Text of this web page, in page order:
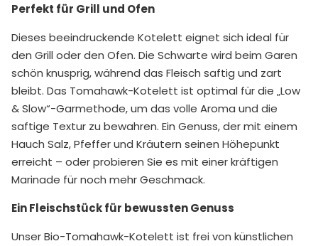
Perfekt für Grill und Ofen
Dieses beeindruckende Kotelett eignet sich ideal für
den Grill oder den Ofen. Die Schwarte wird beim Garen
schön knusprig, während das Fleisch saftig und zart
bleibt. Das Tomahawk-Kotelett ist optimal für die „Low
& Slow“-Garmethode, um das volle Aroma und die
saftige Textur zu bewahren. Ein Genuss, der mit einem
Hauch Salz, Pfeffer und Kräutern seinen Höhepunkt
erreicht – oder probieren Sie es mit einer kräftigen
Marinade für noch mehr Geschmack.
Ein Fleischstück für bewussten Genuss
Unser Bio-Tomahawk-Kotelett ist frei von künstlichen